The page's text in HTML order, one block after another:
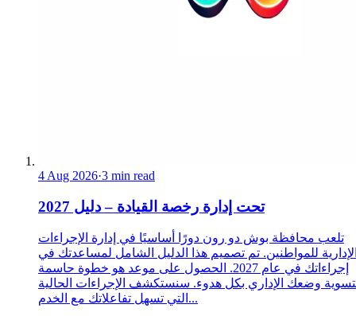
4 Aug 2026·3 min read
تحت إدارة رخصة القيادة – دليل 2027
تلعب محافظة بوش دو رون دورًا أساسيًا في إدارة الإجراءات
للمواطنين. تم تصميم هذا الدليل الشامل لمساعدتك في
إجراءاتك في عام 2027. الحصول على موعد هو خطوة حاسمة
وضعك الإداري بكل هدوء. سنستكشف الإجراءات الحالية
التي تسهل تفاعلاتك مع الخدم...